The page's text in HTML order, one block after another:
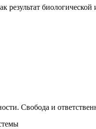
результат
Свобода и